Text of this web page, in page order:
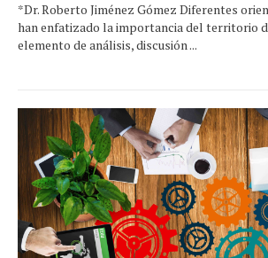
*Dr. Roberto Jiménez Gómez Diferentes
han enfatizado la importancia del territorio
elemento de análisis, discusión ...